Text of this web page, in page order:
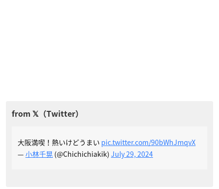
大阪満喫！熱いけどうまい pic.twitter.com/90bWhJmqvX
— 小林千晃 (@Chichichiakik) July 29, 2024